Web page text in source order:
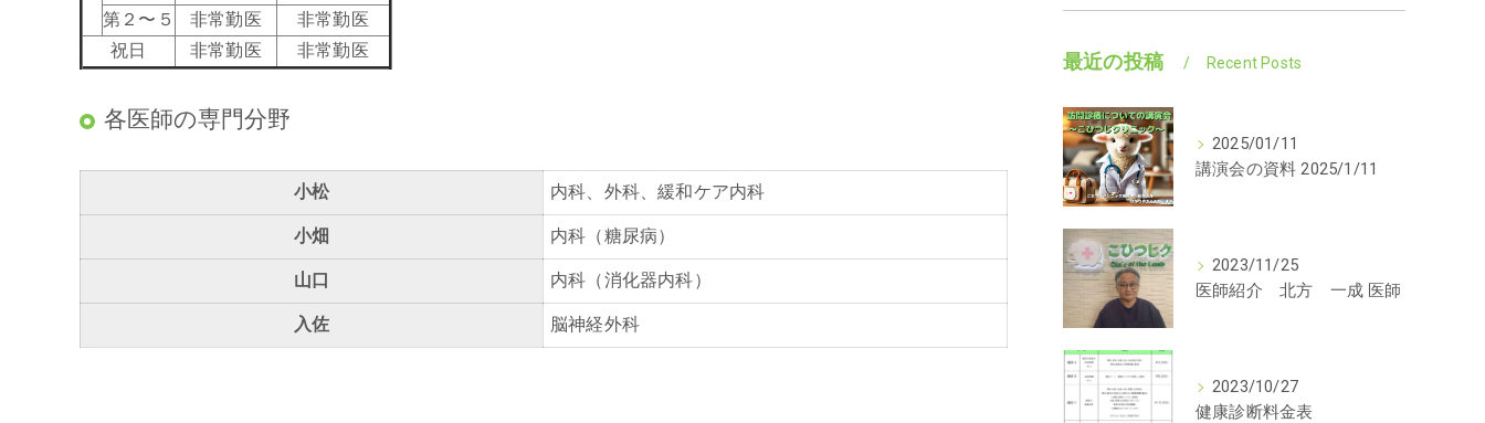
第２〜５
非常勤医
非常勤医
祝日
非常勤医 非常勤医
各医師の専門分野
小松 内科、外科、緩和ケア内科
小畑 内科（糖尿病）
山口 内科（消化器内科）
入佐 脳神経外科
最近の投稿 Recent Posts
2025/01/11
講演会の資料 2025/1/11
2023/11/25
医師紹介 北方 一成 医師
2023/10/27
健康診断料金表